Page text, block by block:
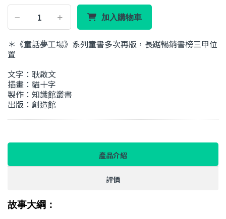
加入購物車
＊《童話夢工場》系列童書多次再版，長踞暢銷書榜三甲位
置
文字：耿啟文
插畫：貓十字
製作：知識館叢書
出版：創造館
產品介紹
評價
故事大綱：